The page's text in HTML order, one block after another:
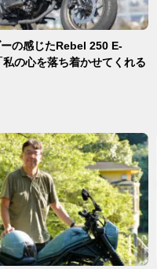
の感じたRebel 250 E-
の心を落ち着かせてくれる